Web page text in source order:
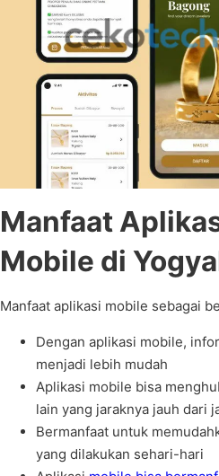
Manfaat
Mobile di
Manfaat aplikasi mobile sebagai
Dengan aplikasi mobile,
menjadi lebih mudah
Aplikasi mobile bisa
lain yang jaraknya jauh dari
Bermanfaat untuk
yang dilakukan sehari-hari